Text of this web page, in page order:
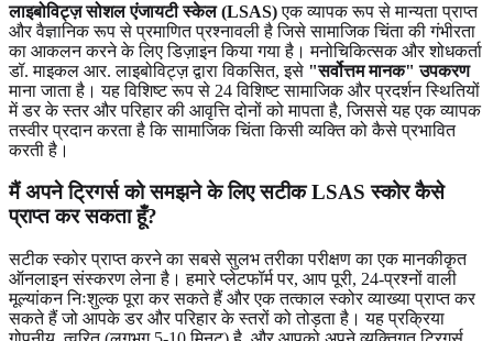
लाइबोविट्ज़ सोशल एंजायटी स्केल (LSAS)एक व्यापक रूप से मान्यता प्राप्त
और वैज्ञानिक रूप से प्रमाणित प्रश्नावली है जिसे सामाजिक चिंता की गंभीरता
का आकलन करने के लिए डिज़ाइन किया गया है। मनोचिकित्सक और शोधकर्ता
डॉ. माइकल आर. लाइबोविट्ज़ द्वारा विकसित, इसे "सर्वोत्तम मानक" उपकरण
माना जाता है। यह विशिष्ट रूप से 24 विशिष्ट सामाजिक और प्रदर्शन स्थितियों
में डर के स्तर और परिहार की आवृत्ति दोनों को मापता है, जिससे यह एक व्यापक
तस्वीर प्रदान करता है कि सामाजिक चिंता किसी व्यक्ति को कैसे प्रभावित
करती है।
मैं अपने ट्रिगर्स को समझने के लिए सटीक LSAS स्कोर कैसे
प्राप्त कर सकता हूँ?
सटीक स्कोर प्राप्त करने का सबसे सुलभ तरीका परीक्षण का एक मानकीकृत
ऑनलाइन संस्करण लेना है। हमारे प्लेटफॉर्म पर, आप पूरी, 24-प्रश्नों वाली
मूल्यांकन निःशुल्क पूरा कर सकते हैं और एक तत्काल स्कोर व्याख्या प्राप्त कर
सकते हैं जो आपके डर और परिहार के स्तरों को तोड़ता है। यह प्रक्रिया